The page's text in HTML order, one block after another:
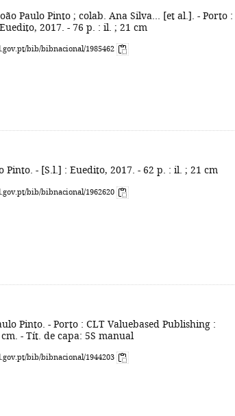
Paulo Pinto ; colab. Ana Silva... [et al.]. - Porto :
2017. - 76 p. : il. ; 21 cm
bib/bibnacional/1985462
Pinto. - [S.l.] : Euedito, 2017. - 62 p. : il. ; 21 cm
bib/bibnacional/1962620
Pinto. - Porto : CLT Valuebased Publishing :
- Tít. de capa: 5S manual
bib/bibnacional/1944203